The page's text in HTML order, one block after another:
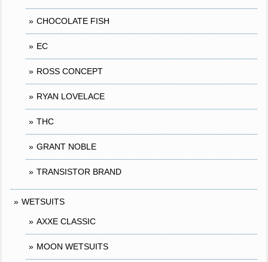
CHOCOLATE FISH
EC
ROSS CONCEPT
RYAN LOVELACE
THC
GRANT NOBLE
TRANSISTOR BRAND
WETSUITS
AXXE CLASSIC
MOON WETSUITS